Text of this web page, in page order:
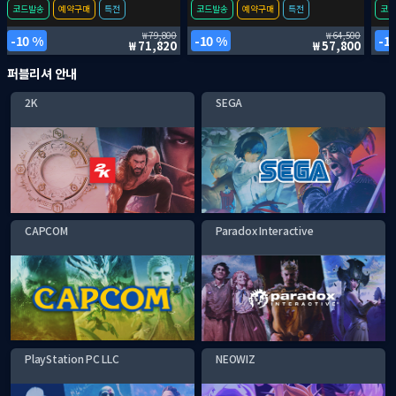
코드발송 예약구매 특전
10 % 79,800
71,820
코드발송 예약구매 특전
10 % 64,500
57,800
코
퍼블리셔 안내
2K SEGA
CAPCOM Paradox Interactive
PlayStation PC LLC NEOWIZ